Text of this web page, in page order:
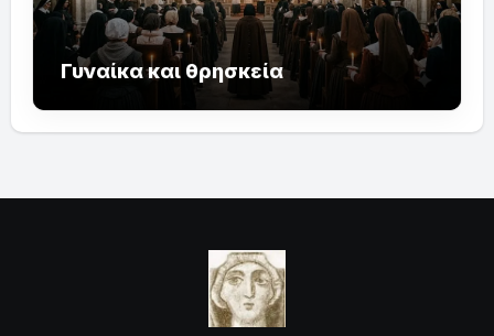
Γυναίκα και θρησκεία